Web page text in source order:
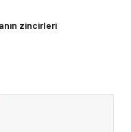
zincirleri